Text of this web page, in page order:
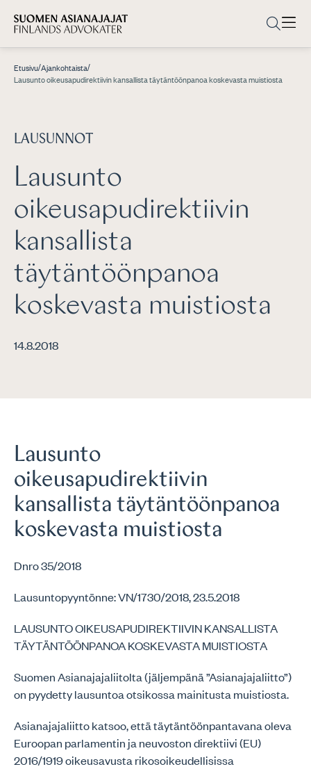
Etusivu/Ajankohtaista/
Lausunto oikeusapudirektiivin kansallista täytäntöönpanoa koskevasta muistiosta
LAUSUNNOT
Lausunto
oikeusapudirektiivin
kansallista
täytäntöönpanoa
koskevasta muistiosta
14.8.2018
Lausunto
oikeusapudirektiivin
kansallista täytäntöönpanoa
koskevasta muistiosta
Dnro 35/2018
Lausuntopyyntönne: VN/1730/2018, 23.5.2018
LAUSUNTO OIKEUSAPUDIREKTIIVIN KANSALLISTA
TÄYTÄNTÖÖNPANOA KOSKEVASTA MUISTIOSTA
Suomen Asianajajaliitolta (jäljempänä ”Asianajajaliitto”)
on pyydetty lausuntoa otsikossa mainitusta muistiosta.
Asianajajaliitto katsoo, että täytäntöönpantavana oleva
Euroopan parlamentin ja neuvoston direktiivi (EU)
2016/1919 oikeusavusta rikosoikeudellisissa